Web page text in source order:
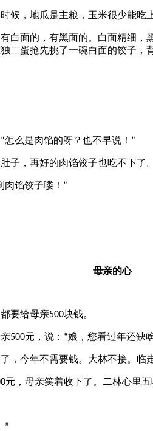
，地瓜是主粮，玉米很少能吃
面的，有黑面的。白面精细，
蛋抢先挑了一碗白面的饺子，
“怎么是肉馅的呀？也不早说！ ”
，再好的肉馅饺子也吃不下了。
馅饺子喽！ ”
母亲的心
要给母亲500块钱。
500元，说： “娘，您看过年还缺
今年不需要钱。大林不接。临
元，母亲笑着收下了。二林心里五
”